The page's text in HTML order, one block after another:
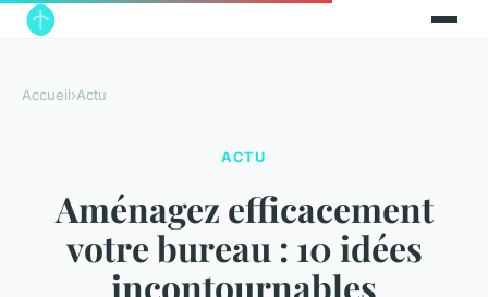
Accueil›Actu
ACTU
Aménagez efficacement
votre bureau : 10 idées
incontournables